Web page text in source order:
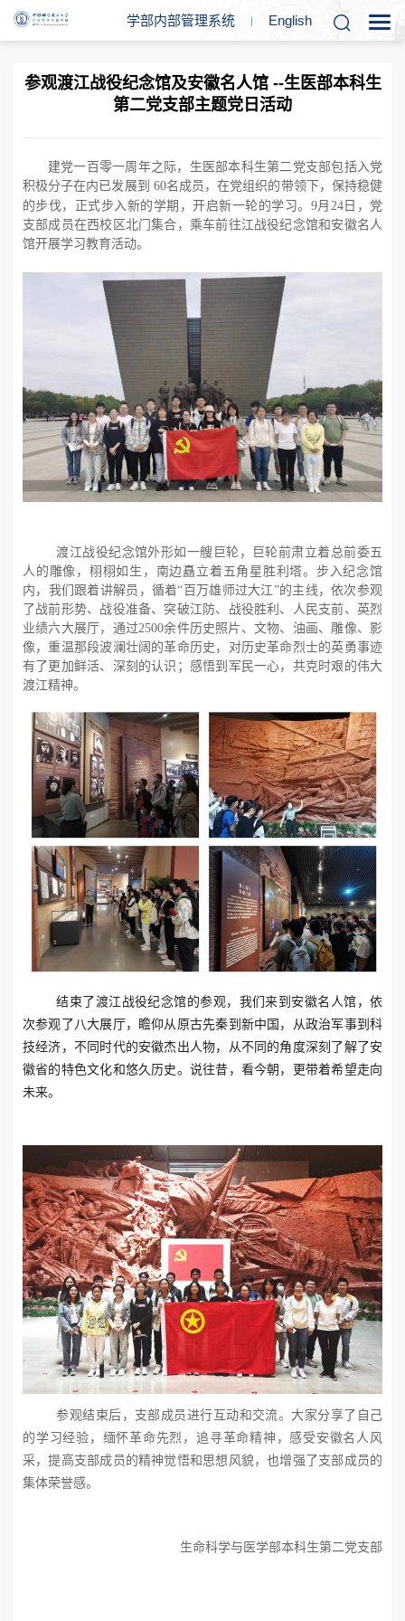
学部内部管理系统 English
参观渡江战役纪念馆及安徽名人馆 --生医部本科生
第二党支部主题党日活动
建党一百零一周年之际，生医部本科生第二党支部包括入党
积极分子在内已发展到 60名成员，在党组织的带领下，保持稳健
的步伐，正式步入新的学期，开启新一轮的学习。 9月 24日，党
支部成员在西校区北门集合，乘车前往江战役纪念馆和安徽名人
馆开展学习教育活动。
渡江战役纪念馆外形如一艘巨轮，巨轮前肃立着总前委五
人的雕像，栩栩如生，南边矗立着五角星胜利塔。步入纪念馆
内，我们跟着讲解员，循着“百万雄师过大江”的主线，依次参观
了战前形势、战役准备、突破江防、战役胜利、人民支前、英烈
业绩六大展厅，通过2500余件历史照片、文物、油画、雕像、影
像，重温那段波澜壮阔的革命历史，对历史革命烈士的英勇事迹
有了更加鲜活、深刻的认识；感悟到军民一心，共克时艰的伟大
渡江精神。
结束了渡江战役纪念馆的参观，我们来到安徽名人馆，依
次参观了八大展厅，瞻仰从原古先秦到新中国，从政治军事到科
技经济，不同时代的安徽杰出人物，从不同的角度深刻了解了安
徽省的特色文化和悠久历史。说往昔，看今朝，更带着希望走向
未来。
参观结束后，支部成员进行互动和交流。大家分享了自己
的学习经验，缅怀革命先烈，追寻革命精神，感受安徽名人风
采，提高支部成员的精神觉悟和思想风貌，也增强了支部成员的
集体荣誉感。
生命科学与医学部本科生第二党支部